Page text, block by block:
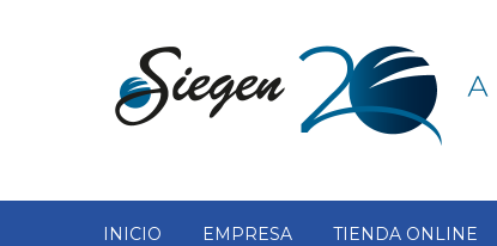
INICIO EMPRESA TIENDA ONLINE